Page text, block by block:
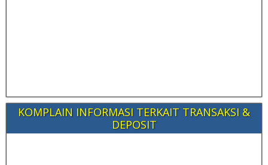
KOMPLAIN INFORMASI TERKAIT TRANSAKSI &
DEPOSIT